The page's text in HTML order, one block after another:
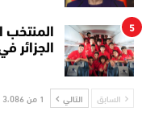
5
الجزائر
السابق التالي 1 من 3٬086